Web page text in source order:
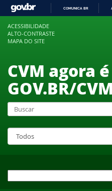
COMUNICA BR
ACESSIBILIDADE
ALTO-CONTRASTE
MAPA DO SITE
CVM agora é
GOV.BR/CVM